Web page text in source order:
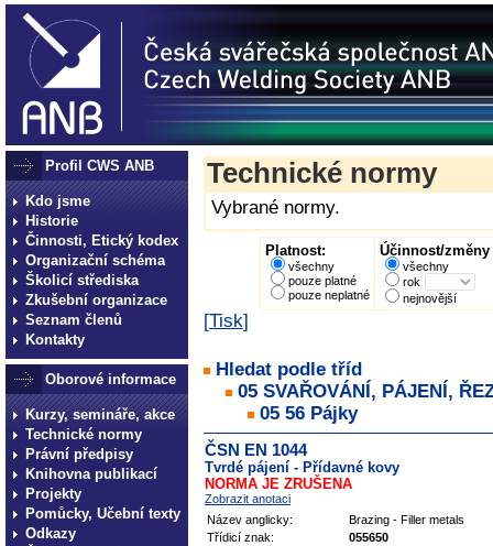
Profil CWS ANB
Kdo jsme
Historie
Činnosti, Etický kodex
Organizační schéma
Školicí střediska
Zkušební organizace
Seznam členů
Kontakty
Oborové informace
Kurzy, semináře, akce
Technické normy
Právní předpisy
Knihovna publikací
Projekty
Pomůcky, Učební texty
Odkazy
Technické normy
Vybrané normy.
Platnost:
všechny
pouze platné
pouze neplatné
Účinnost/změny
všechny
rok
nejnovější
[Tisk]
Hledat podle tříd
05 SVAŘOVÁNÍ, PÁJENÍ,
05 56 Pájky
ČSN EN 1044
Tvrdé pájení - Přídavné kovy
NORMA JE ZRUŠENA
Zobrazit anotaci
Název anglicky:
Brazing - Filler metals
Třídicí znak:
055650